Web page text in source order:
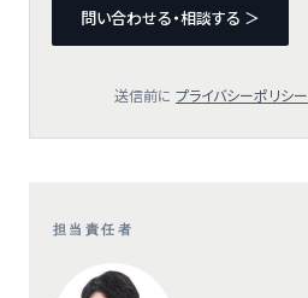
問い合わせる・相談する ＞
送信前に プライバシーポリシー
担当責任者